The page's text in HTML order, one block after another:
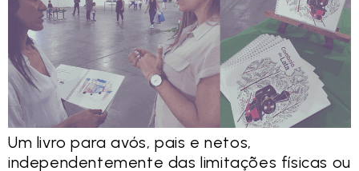
Um livro para avós, pais e netos,
independentemente das limitações físicas ou